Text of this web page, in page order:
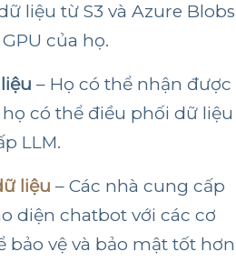
liệu từ S3 và Azure Blobs
của họ.
– Họ có thể nhận được
có thể điều phối dữ liệu
LLM.
liệu – Các nhà cung cấp
diện chatbot với các cơ
bảo vệ và bảo mật tốt hơn